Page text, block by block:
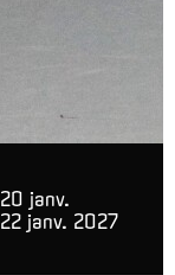
20 janv.
22 janv. 2027